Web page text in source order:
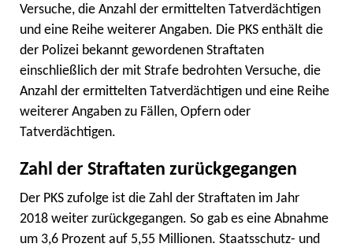
Versuche, die Anzahl der ermittelten Tatverdächtigen
und eine Reihe weiterer Angaben. Die PKS enthält die
der Polizei bekannt gewordenen Straftaten
einschließlich der mit Strafe bedrohten Versuche, die
Anzahl der ermittelten Tatverdächtigen und eine Reihe
weiterer Angaben zu Fällen, Opfern oder
Tatverdächtigen.
Zahl der Straftaten zurückgegangen
Der PKS zufolge ist die Zahl der Straftaten im Jahr
2018 weiter zurückgegangen. So gab es eine Abnahme
um 3,6 Prozent auf 5,55 Millionen. Staatsschutz- und